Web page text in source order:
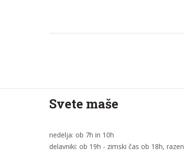
Svete maše
nedelja: ob 7h in 10h
delavniki: ob 19h - zimski čas ob 18h, razen